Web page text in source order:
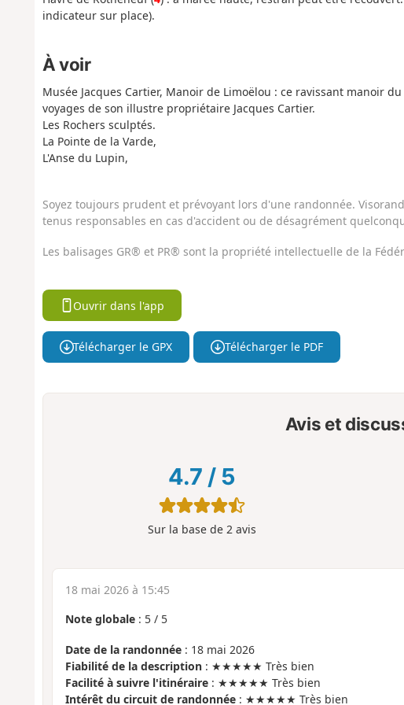
indicateur sur place).
À voir
Musée Jacques Cartier, Manoir de Limoëlou : ce ravissant manoir du
voyages de son illustre propriétaire Jacques Cartier.
Les Rochers sculptés.
La Pointe de la Varde,
L'Anse du Lupin,
Soyez toujours prudent et prévoyant lors d'une randonnée.
tenus responsables en cas d'accident ou de désagrément
Les balisages GR® et PR® sont la propriété intellectuelle de la
Ouvrir dans l'app
Télécharger le GPX Télécharger le PDF
Avis et
4.7 / 5
Sur la base de 2 avis
18 mai 2026 à 15:45
Note globale: 5/ 5
Date de la randonnée: 18 mai 2026
Fiabilité de la description: ★★★★★ Très bien
Facilité à suivre l'itinéraire: ★★★★★ Très bien
Intérêt du circuit de randonnée: ★★★★★ Très bien